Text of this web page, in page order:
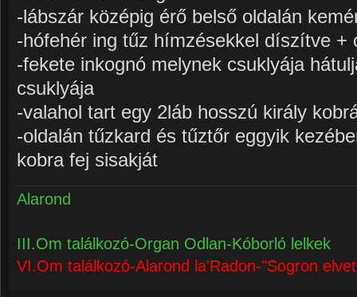
-lábszár középig érő belső oldalán
-hófehér ing tűz hímzésekkel díszítve +
-fekete inkognó melynek csuklyája
csuklyája
-valahol tart egy 2láb hosszú király
-oldalán tűzkard és tűztőr eggyik
kobra fej sisakját
Alarond
III.Om találkozó-Organ Odlan-Kóborló lelkek
VI.Om találkozó-Alarond la'Radon-"Sogron